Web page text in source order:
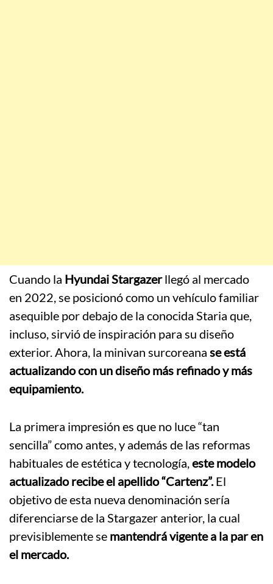
Cuando la Hyundai Stargazerllegó al mercado
en 2022, se posicionó como un vehículo familiar
asequible por debajo de la conocida Staria que,
incluso, sirvió de inspiración para su diseño
exterior. Ahora, la minivan surcoreana se está
actualizando con un diseño más refinado y más
equipamiento.
La primera impresión es que no luce “tan
sencilla” como antes, y además de las reformas
habituales de estética y tecnología,este modelo
actualizado recibe el apellido “Cartenz”.El
objetivo de esta nueva denominación sería
diferenciarse de la Stargazer anterior, la cual
previsiblemente se mantendrá vigente a la par en
el mercado.